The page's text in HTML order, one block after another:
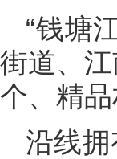
“钱塘
街道、
个、精
沿线